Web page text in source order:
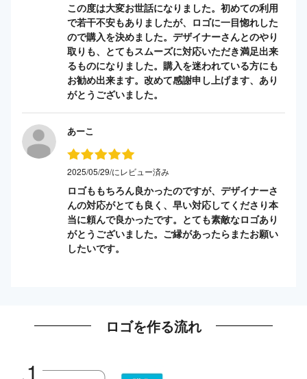
この度は大変お世話になりました。初めての利用
で若干不安もありましたが、ロゴに一目惚れした
ので購入を決めました。デザイナーさんとのやり
取りも、とてもスムーズに対応いただき満足出来
るものになりました。購入を迷われている方にも
お勧め出来ます。改めて感謝申し上げます、あり
がとうございました。
あーこ
2025/05/29/にレビュー済み
ロゴももちろん良かったのですが、デザイナーさ
んの対応がとても良く、早い対応してくださり本
当に頼んで良かったです。とても素敵なロゴあり
がとうございました。ご縁があったらまたお願い
したいです。
ロゴを作る流れ